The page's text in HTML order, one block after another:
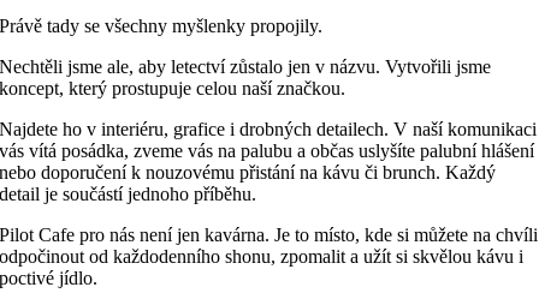
Právě tady se všechny myšlenky propojily.
Nechtěli jsme ale, aby letectví zůstalo jen v názvu. Vytvořili jsme
koncept, který prostupuje celou naší značkou.
Najdete ho v interiéru, grafice i drobných detailech. V naší komunikaci
vás vítá posádka, zveme vás na palubu a občas uslyšíte palubní hlášení
nebo doporučení k nouzovému přistání na kávu či brunch. Každý
detail je součástí jednoho příběhu.
Pilot Cafe pro nás není jen kavárna. Je to místo, kde si můžete na chvíli
odpočinout od každodenního shonu, zpomalit a užít si skvělou kávu i
poctivé jídlo.